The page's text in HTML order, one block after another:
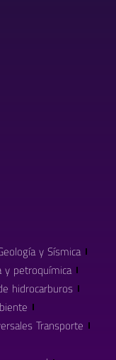
y Sísmica
y petroquímica
hidrocarburos
Transporte